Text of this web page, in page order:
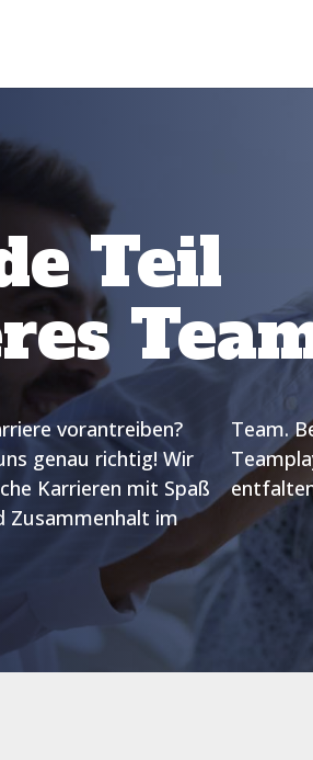
Teil
vorantreiben?
genau richtig! Wir
Karrieren mit Spaß
Zusammenhalt im
du als echter
Potenzial ideal